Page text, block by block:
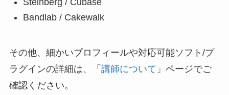
Bandlab / Cakewalk
その他、細かいプロフィールや対応可能ソフト/プ
ラグインの詳細は、「 講師について 」ページでご
確認ください。